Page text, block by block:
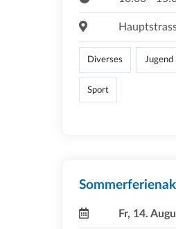
Diverses Jugend
Sport
Fr, 14.